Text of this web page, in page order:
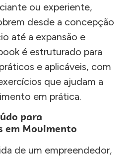
ou experiente,
desde a concepção
até a expansão e
é estruturado para
e aplicáveis, com
que ajudam a
em prática.
para
em Movimento
de um empreendedor,